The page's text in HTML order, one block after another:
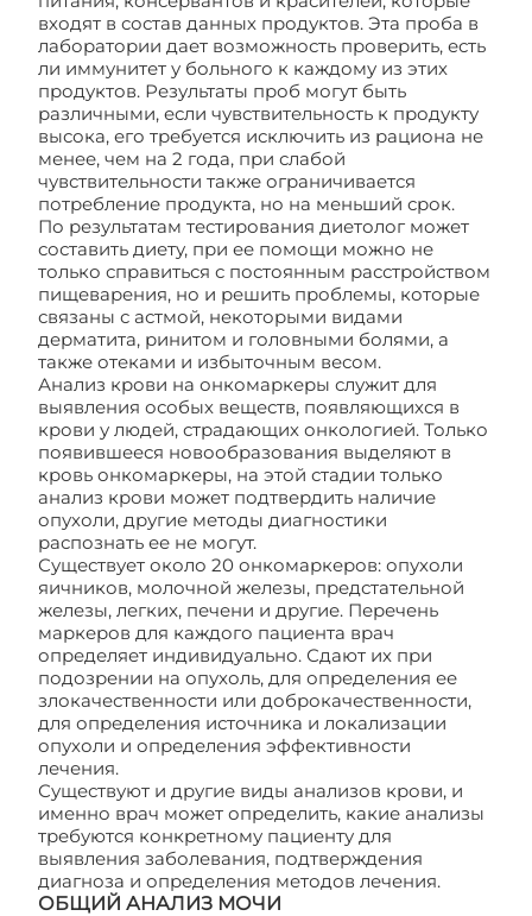
входят в состав данных продуктов. Эта проба в
лаборатории дает возможность проверить, есть
ли иммунитет у больного к каждому из этих
продуктов. Результаты проб могут быть
различными, если чувствительность к продукту
высока, его требуется исключить из рациона не
менее, чем на 2 года, при слабой
чувствительности также ограничивается
потребление продукта, но на меньший срок.
По результатам тестирования диетолог может
составить диету, при ее помощи можно не
только справиться с постоянным расстройством
пищеварения, но и решить проблемы, которые
связаны с астмой, некоторыми видами
дерматита, ринитом и головными болями, а
также отеками и избыточным весом.
Анализ крови на онкомаркеры служит для
выявления особых веществ, появляющихся в
крови у людей, страдающих онкологией. Только
появившееся новообразования выделяют в
кровь онкомаркеры, на этой стадии только
анализ крови может подтвердить наличие
опухоли, другие методы диагностики
распознать ее не могут.
Существует около 20 онкомаркеров: опухоли
яичников, молочной железы, предстательной
железы, легких, печени и другие. Перечень
маркеров для каждого пациента врач
определяет индивидуально. Сдают их при
подозрении на опухоль, для определения ее
злокачественности или доброкачественности,
для определения источника и локализации
опухоли и определения эффективности
лечения.
Существуют и другие виды анализов крови, и
именно врач может определить, какие анализы
требуются конкретному пациенту для
выявления заболевания, подтверждения
диагноза и определения методов лечения.
ОБЩИЙ АНАЛИЗ МОЧИ